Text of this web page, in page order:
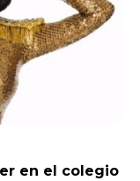
en el colegio